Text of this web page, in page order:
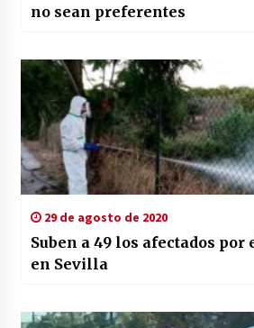
no sean preferentes
29 de agosto de 2020
Suben a 49 los afectados
en Sevilla